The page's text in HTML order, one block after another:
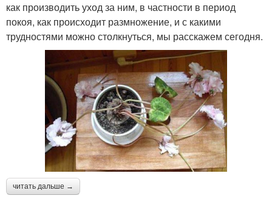
как производить уход за ним, в частности в период
покоя, как происходит размножение, и с какими
трудностями можно столкнуться, мы расскажем сегодня.
читать дальше →